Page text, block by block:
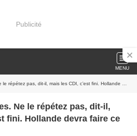
Publicité
MENU
pas, dit-il, mais les CDI, c’est fini. Hollande devra faire ce travail.
Ne le répétez pas, dit-il,
fini. Hollande devra faire ce